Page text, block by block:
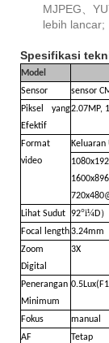
MJPEG
lebih lancar;
Spesifikasi
Model
Sensor
sensor
Piksel yang
Efektif
2.07MP,
Format
video
Keluaran
Lihat Sudut 92°ï¼D）
Focal length3.24mm
Zoom
Digital
3X
Penerangan
Minimum
Fokus
manual
AF
Tetap